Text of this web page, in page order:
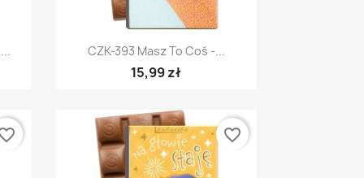
Szybki podgląd
CZK-393 Masz To Coś -...
15,99 zł
favorite_border